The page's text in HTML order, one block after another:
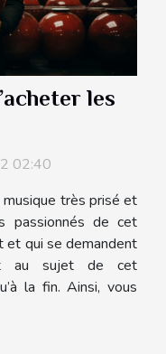
les
02:40
très prisé et
passionnés de cet
et qui se demandent
au sujet de cet
la fin. Ainsi, vous